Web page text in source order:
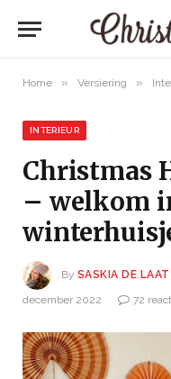
Home » Versiering »
INTERIEUR
Christmas
– welkom
By SASKIA DE LAAT
december 2022
72